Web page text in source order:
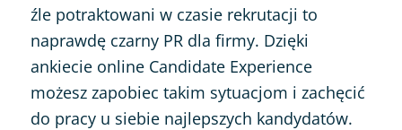
źle potraktowani w czasie rekrutacji to
naprawdę czarny PR dla firmy. Dzięki
ankiecie online Candidate Experience
możesz zapobiec takim sytuacjom i zachęcić
do pracy u siebie najlepszych kandydatów.